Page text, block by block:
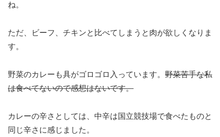
ね。
ただ、ビーフ、チキンと比べてしまうと肉が欲しくなりま
す。
野菜のカレーも具がゴロゴロ入っています。 野菜苦手な私
は食べてないので感想はないです。
カレーの辛さとしては、中辛は国立競技場で食べたものと
同じ辛さに感じました。